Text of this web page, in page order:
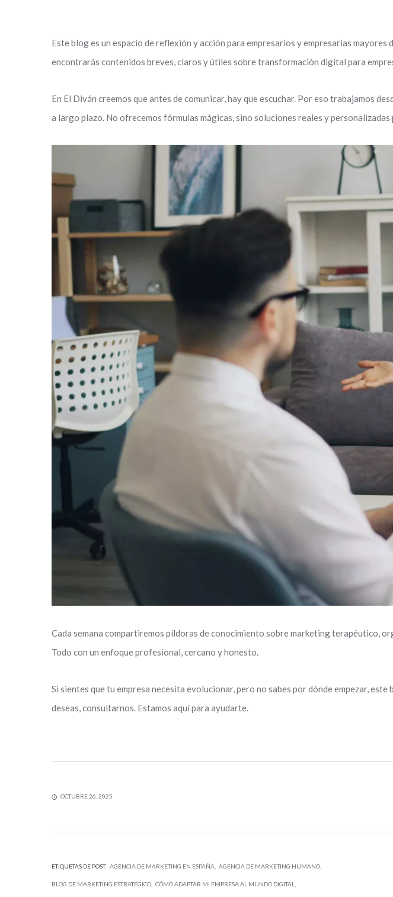
Este blog es un espacio de reflexión y acción para empresarios y empresarias
encontrarás contenidos breves, claros y útiles sobre transformación digital para
En El Diván creemos que antes de comunicar, hay que escuchar. Por eso trabajamos
a largo plazo. No ofrecemos fórmulas mágicas, sino soluciones reales y
Cada semana compartiremos píldoras de conocimiento sobre marketing terapéutico,
Todo con un enfoque profesional, cercano y honesto.
Si sientes que tu empresa necesita evolucionar, pero no sabes por dónde empezar,
deseas, consultarnos. Estamos aquí para ayudarte.
OCTUBRE 26, 2025
ETIQUETAS DE POST: AGENCIA DE MARKETING EN ESPAÑA AGENCIA DE MARKETING HUMANO
BLOG DE MARKETING ESTRATÉGICO CÓMO ADAPTAR MI EMPRESA AL MUNDO DIGITAL